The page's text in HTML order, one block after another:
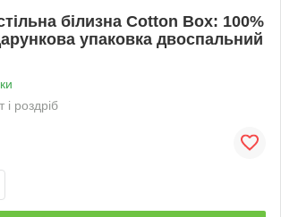
білизна Cotton Box: 100%
упаковка двоспальний
і роздріб